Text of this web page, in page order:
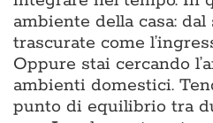
ambiente della casa:
trascurate come
Oppure stai cercando
ambienti domestici.
punto di equilibrio tra